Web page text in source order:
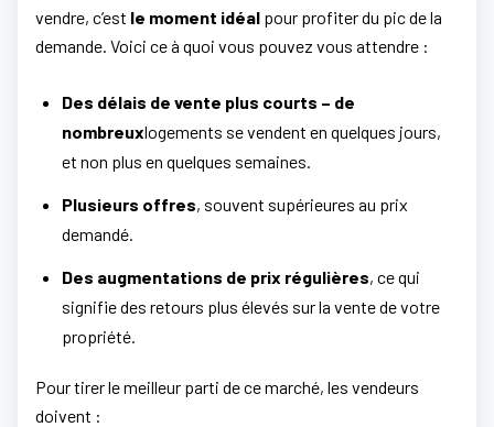
vendre, c’est le moment idéal pour profiter du pic de la
demande. Voici ce à quoi vous pouvez vous attendre :
Des délais de vente plus courts – de
nombreuxlogements se vendent en quelques jours,
et non plus en quelques semaines.
Plusieurs offres, souvent supérieures au prix
demandé.
Des augmentations de prix régulières, ce qui
signifie des retours plus élevés sur la vente de votre
propriété.
Pour tirer le meilleur parti de ce marché, les vendeurs
doivent :